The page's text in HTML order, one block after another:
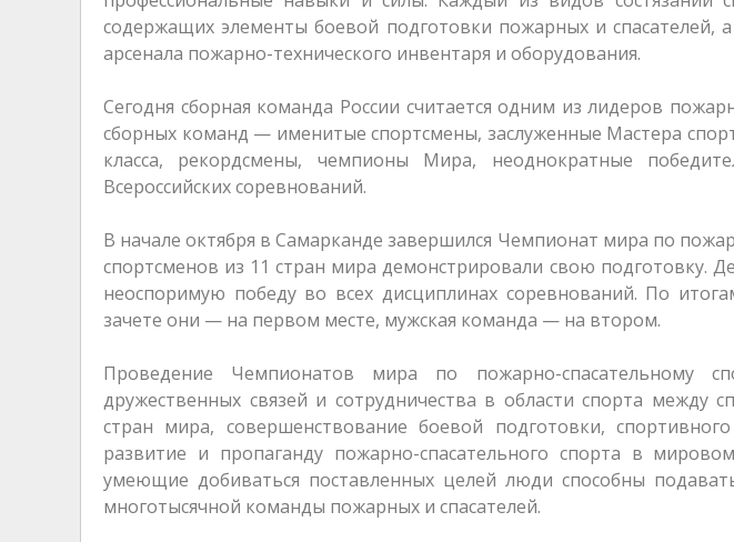
содержащих элементы боевой подготовки пожарных и спасателей, а
арсенала пожарно-технического инвентаря и оборудования.
Сегодня сборная команда России считается одним из лидеров
сборных команд — именитые спортсмены, заслуженные Мастера
класса, рекордсмены, чемпионы Мира, неоднократные
Всероссийских соревнований.
В начале октября в Самарканде завершился Чемпионат мира по
спортсменов из 11 стран мира демонстрировали свою подготовку.
неоспоримую победу во всех дисциплинах соревнований. По
зачете они — на первом месте, мужская команда — на втором.
Проведение Чемпионатов мира по пожарно-спасательному
дружественных связей и сотрудничества в области спорта между
стран мира, совершенствование боевой подготовки,
развитие и пропаганду пожарно-спасательного спорта в
умеющие добиваться поставленных целей люди способны
многотысячной команды пожарных и спасателей.